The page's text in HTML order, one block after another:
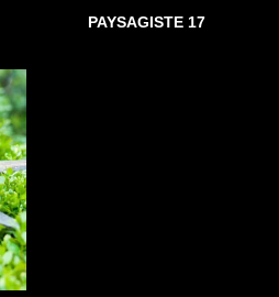
PAYSAGISTE 17